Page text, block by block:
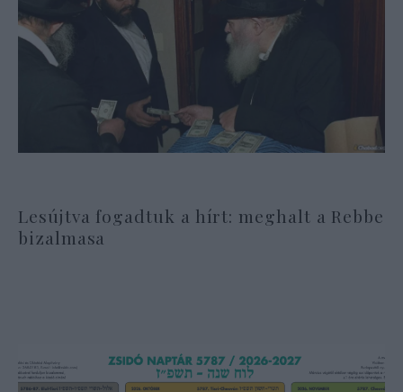
Lesújtva fogadtuk a hírt: meghalt a Rebbe
bizalmasa